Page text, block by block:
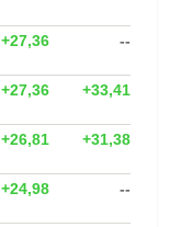
+27,36 --
+27,36 +33,41
+26,81 +31,38
+24,98 --